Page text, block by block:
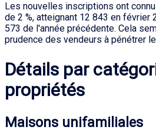
Les nouvelles inscriptions ont
de 2 %, atteignant 12 843 en février
573 de l'année précédente. Cela
prudence des vendeurs à pénétrer
Détails par
propriétés
Maisons unifamiliales